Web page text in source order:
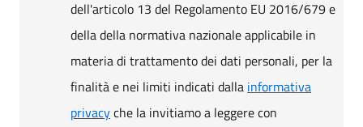
dell'articolo 13 del Regolamento EU 2016/679 e
della della normativa nazionale applicabile in
materia di trattamento dei dati personali, per la
finalità e nei limiti indicati dalla informativa
privacyche la invitiamo a leggere con